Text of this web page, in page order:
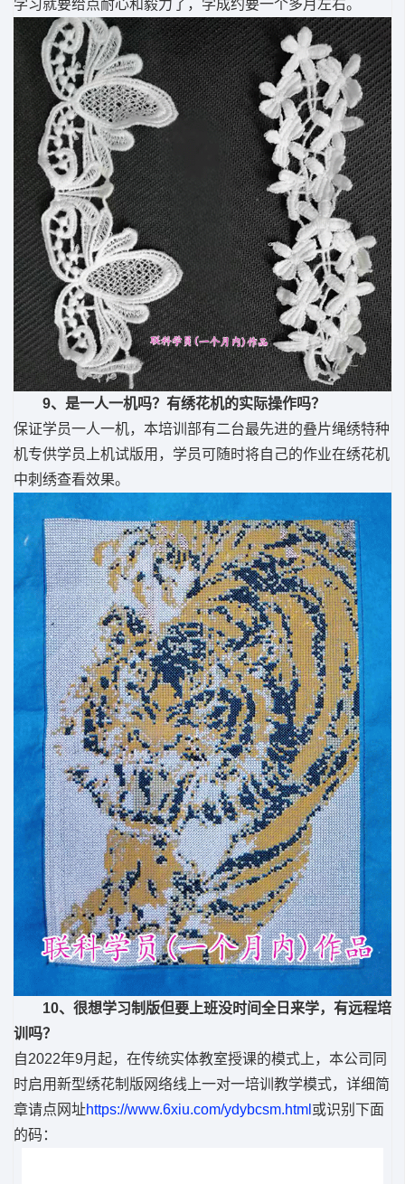
学习就要给点耐心和毅力了，学成约要一个多月左右。
9、是一人一机吗？有绣花机的实际操作吗？
保证学员一人一机，本培训部有二台最先进的叠片绳绣特种
机专供学员上机试版用，学员可随时将自己的作业在绣花机
中刺绣查看效果。
10、很想学习制版但要上班没时间全日来学，有远程培
训吗？
自2022年9月起，在传统实体教室授课的模式上，本公司同
时启用新型绣花制版网络线上一对一培训教学模式，详细简
章请点网址https://www.6xiu.com/ydybcsm.html 或识别下面
的码：